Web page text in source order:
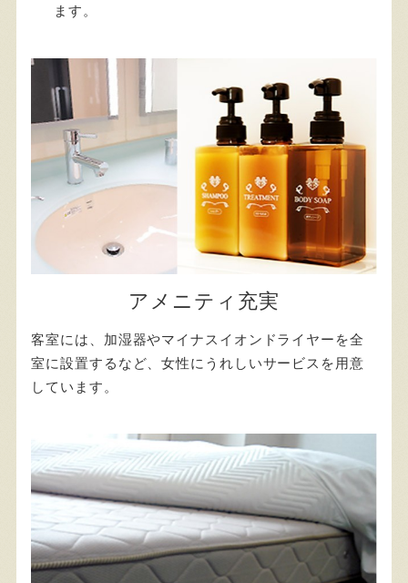
ます。
アメニティ充実
客室には、加湿器やマイナスイオンドライヤーを全
室に設置するなど、女性にうれしいサービスを用意
しています。